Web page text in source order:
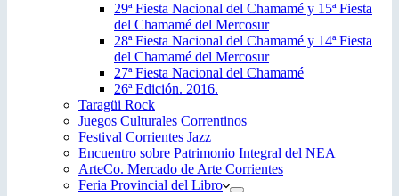
29ª Fiesta Nacional del Chamamé y 15ª Fiesta
del Chamamé del Mercosur
28ª Fiesta Nacional del Chamamé y 14ª Fiesta
del Chamamé del Mercosur
27ª Fiesta Nacional del Chamamé
26ª Edición. 2016.
Taragüi Rock
Juegos Culturales Correntinos
Festival Corrientes Jazz
Encuentro sobre Patrimonio Integral del NEA
ArteCo. Mercado de Arte Corrientes
Feria Provincial del Libro